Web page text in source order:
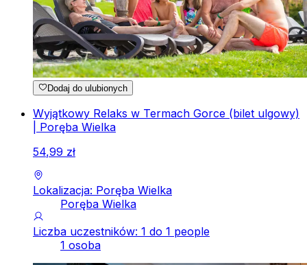
Dodaj do ulubionych
Wyjątkowy Relaks w Termach Gorce (bilet ulgowy)
| Poręba Wielka
54,99 zł
Lokalizacja: Poręba Wielka
Poręba Wielka
Liczba uczestników: 1 do 1 people
1 osoba